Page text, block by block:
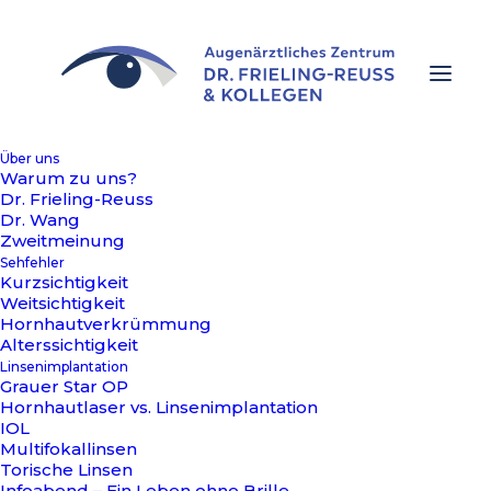
Über uns
Warum zu uns?
Dr. Frieling-Reuss
Dr. Wang
Zweitmeinung
Sehfehler
Kurzsichtigkeit
Weitsichtigkeit
Hornhautverkrümmung
Alterssichtigkeit
Linsenimplantation
Grauer Star OP
Hornhautlaser vs. Linsenimplantation
IOL
Multifokallinsen
Torische Linsen
Cookie-Richtlinie
(EU)
Diese Cookie-Richtlinie wurde zuletzt am 26. August
2025 aktualisiert und gilt für Bürger und Einwohner
mit ständigem Wohnsitz im Europäischen
Wirtschaftsraum und der Schweiz.
1. Einführung